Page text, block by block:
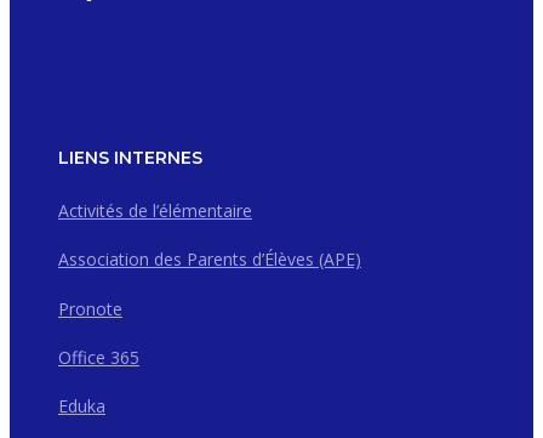
LIENS INTERNES
Activités de l’élémentaire
Association des Parents d’Élèves (APE)
Pronote
Office 365
Eduka